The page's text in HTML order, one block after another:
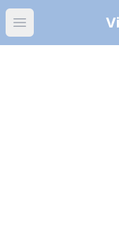
Open main menu